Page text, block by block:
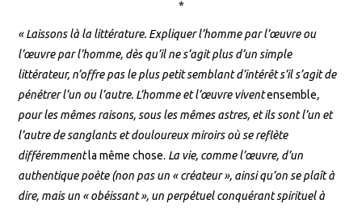
*
« Laissons là la littérature. Expliquer l’homme par l’œuvre ou
l’œuvre par l’homme, dès qu’il ne s’agit plus d’un simple
littérateur, n’offre pas le plus petit semblant d’intérêt s’il s’agit de
pénétrer l’un ou l’autre. L’homme et l’œuvre viventensemble,
pour les mêmes raisons, sous les mêmes astres, et ils sont l’un et
l’autre de sanglants et douloureux miroirs où se reflète
différemmentla même chose. La vie, comme l’œuvre, d’un
authentique poète (non pas un « créateur », ainsi qu’on se plaît à
dire, mais un « obéissant », un perpétuel conquérant spirituel à